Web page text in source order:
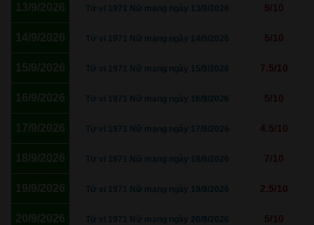
13/9/2026 Tử vi 1971 Nữ mạng ngày 13/9/2026 5/10
14/9/2026 Tử vi 1971 Nữ mạng ngày 14/9/2026 5/10
15/9/2026 Tử vi 1971 Nữ mạng ngày 15/9/2026 7.5/10
16/9/2026 Tử vi 1971 Nữ mạng ngày 16/9/2026 5/10
17/9/2026 Tử vi 1971 Nữ mạng ngày 17/9/2026 4.5/10
18/9/2026 Tử vi 1971 Nữ mạng ngày 18/9/2026 7/10
19/9/2026 Tử vi 1971 Nữ mạng ngày 19/9/2026 2.5/10
20/9/2026 Tử vi 1971 Nữ mạng ngày 20/9/2026 5/10